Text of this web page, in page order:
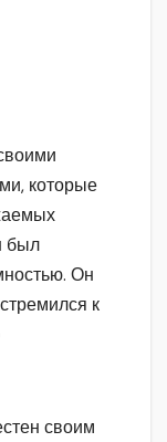
которые
был
Он
к
своим